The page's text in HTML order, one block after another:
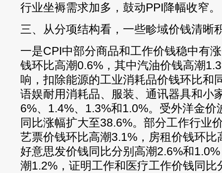
行业坐褥需求加多，鼓动PPI降幅收窄。
三、从分项结构看，一些畛域价钱清晰
一是CPI中部分商品和工作价钱稳中有
钱环比高潮0.6%，其中汽油价钱高潮
响，扣除能源的工业消耗品价钱环比和
语娱耐用消耗品、服装、通讯器具和小
6%、1.4%、1.3%和1.0%。受外洋金价
同比涨幅扩大至38.6%。部分工作行业
艺票价钱环比高潮3.1%，房租价钱环比
好意思发价钱同比分别高潮2.6%和
潮1.2%，证明工作和医疗工作价钱同比